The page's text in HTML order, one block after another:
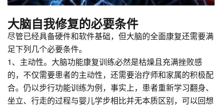
大脑自我修复的必要条件
尽管已经具备硬件和软件基础，但大脑的全面康复还需要满
足下列几个必要条件。
1、主动性。大脑功能康复训练必然是枯燥且充满挫败感
的，不仅需要患者的主动性，还需要治疗师和家属的积极配
合。仍以步行功能训练为例，事实上，患者重新学习翻身、
坐立、行走的过程与婴儿学步相比并无本质区别，可以回想